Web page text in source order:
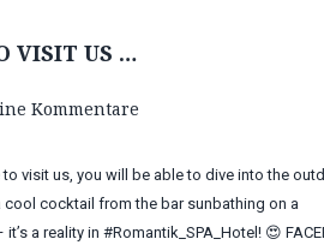
VISIT US …
Kommentare
to visit us, you will be able to dive into the
cocktail from the bar sunbathing on a
a reality in #Romantik_SPA_Hotel! 😍